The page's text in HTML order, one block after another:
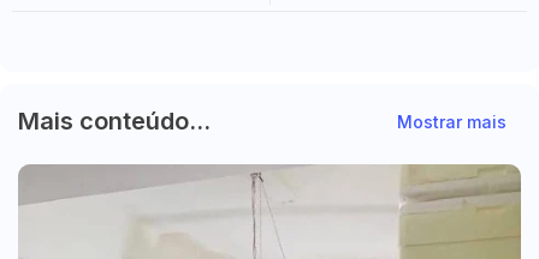
Mais conteúdo... Mostrar mais